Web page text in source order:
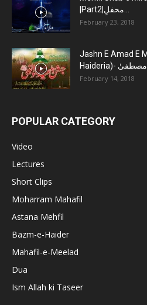
|Part2|محفلِ...
February 23, 2018
Jashn E Amad E
February 14, 2018
POPULAR CATEGORY
Video
Lectures
Short Clips
Moharram Mahafil
Astana Mehfil
Bazm-e-Haider
Mahafil-e-Meelad
Dua
Ism Allah ki Taseer